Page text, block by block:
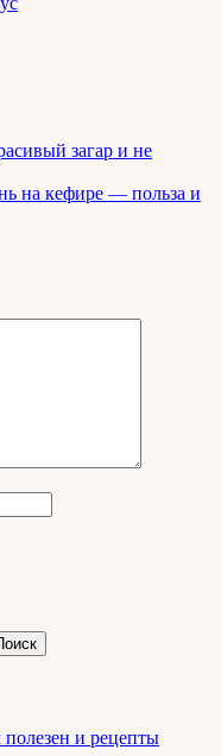
загар и не
на кефире — польза и
и рецепты